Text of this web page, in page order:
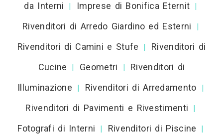
da Interni
| Imprese di Bonifica Eternit |
Rivenditori di Arredo Giardino ed Esterni |
Rivenditori di Camini e Stufe |
Rivenditori di
Cucine
| Geometri |
Rivenditori di
Illuminazione
| Rivenditori di Arredamento |
Rivenditori di Pavimenti e Rivestimenti |
Fotografi di Interni | Rivenditori di Piscine |